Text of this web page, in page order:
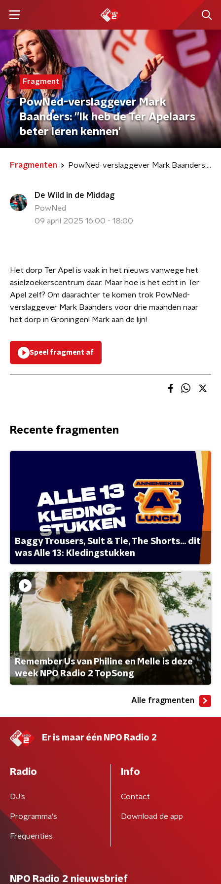
Fragment
PowNed-verslaggever Mark
Baanders: ''Ik heb de Ter Apelaars
beter leren kennen'
Fragmenten PowNed-verslaggever Mark Baanders: ''Ik heb de Ter Apelaars beter leren kennen'
De Wild in de Middag
PowNed
09 april 2025 16:00 - 18:00
Het dorp Ter Apel is vaak in het nieuws vanwege het
asielzoekerscentrum daar. Maar hoe is het echt in Ter
Apel zelf? Om daarachter te komen trok PowNed-
verslaggever Mark Baanders voor drie maanden naar
het dorp in Groningen! Mark aan de lijn!
Speel fragment af
Recente fragmenten
Baggy Trousers, Suit & Tie, The Shorts... dit
was Alle 13: Kledingstukken
Remember Us van Philine en Melle is deze
week NPO Radio 2 TopSong
Alle fragmenten
Er is maar één NPO Radio 2
Radio
DJ’s
Programma's
Frequenties
Info
Contact
Download de app
NPO Radio 2 nieuwsbrief